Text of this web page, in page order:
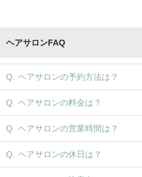
ヘアサロンFAQ
ヘアサロンの予約方法は？
ヘアサロンの料金は？
ヘアサロンの営業時間は？
ヘアサロンの休日は？